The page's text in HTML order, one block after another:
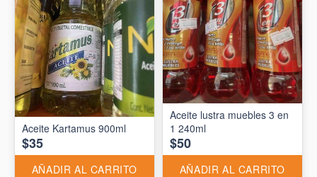
Aceite Kartamus 900ml
$35
AÑADIR AL CARRITO
Aceite lustra muebles 3 en
1 240ml
$50
AÑADIR AL CARRITO